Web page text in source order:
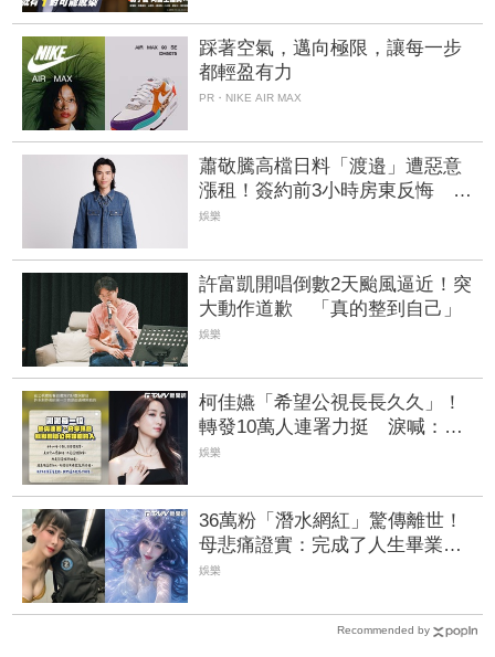
踩著空氣，邁向極限，讓每一步
都輕盈有力
PR・NIKE AIR MAX
蕭敬騰高檔日料「渡邉」遭惡意
漲租！簽約前3小時房東反悔 急
尋餐廳新地點
娛樂
許富凱開唱倒數2天颱風逼近！突
大動作道歉 「真的整到自己」
娛樂
柯佳嬿「希望公視長長久久」！
轉發10萬人連署力挺 淚喊：這
裡是創作者的第一步
娛樂
36萬粉「潛水網紅」驚傳離世！
母悲痛證實：完成了人生畢業典
禮
娛樂
Recommended by